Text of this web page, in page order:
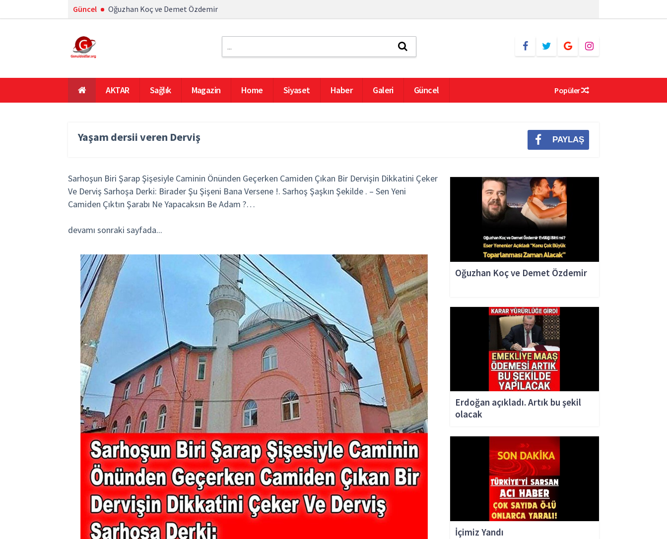
Güncel Oğuzhan Koç ve Demet Özdemir
AKTAR Sağlık Magazin Home Siyaset Haber Galeri Güncel Popüler
Yaşam dersii veren Derviş PAYLAŞ
Sarhoşun Biri Şarap Şişesiyle Caminin Önünden Geçerken Camiden Çıkan Bir Dervişin Dikkatini Çeker
Ve Derviş Sarhoşa Derki: Birader Şu Şişeni Bana Versene !. Sarhoş Şaşkın Şekilde . – Sen Yeni
Camiden Çıktın Şarabı Ne Yapacaksın Be Adam ?…
devamı sonraki sayfada...
Oğuzhan Koç ve Demet Özdemir
Erdoğan açıkladı. Artık bu şekil
olacak
İçimiz Yandı